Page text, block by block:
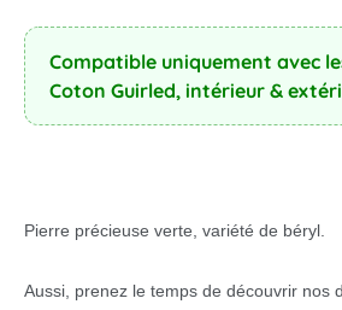
Compatible uniquement avec
Coton Guirled, intérieur &
Pierre précieuse verte, variété de béryl.
Aussi, prenez le temps de découvrir nos